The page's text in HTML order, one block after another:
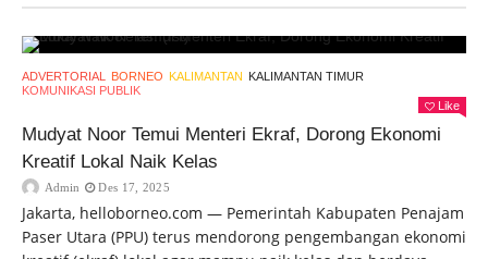
ADVERTORIAL BORNEO KALIMANTAN KALIMANTAN TIMUR
KOMUNIKASI PUBLIK
Like
Mudyat Noor Temui Menteri Ekraf, Dorong Ekonomi
Kreatif Lokal Naik Kelas
Admin Des 17, 2025
Jakarta, helloborneo.com — Pemerintah Kabupaten Penajam
Paser Utara (PPU) terus mendorong pengembangan ekonomi